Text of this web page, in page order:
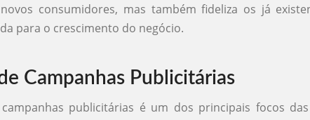
consumidores, mas também fideliza os já
para o crescimento do negócio.
Campanhas Publicitárias
publicitárias é um dos principais focos